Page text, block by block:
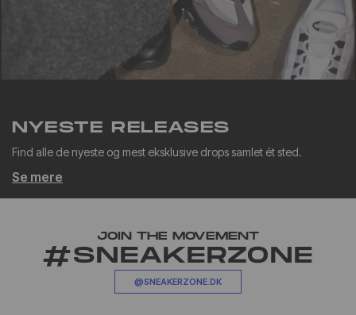
NYESTE RELEASES
Find alle de nyeste og mest eksklusive drops samlet ét sted.
Se mere
JOIN THE MOVEMENT
#SNEAKERZONE
@SNEAKERZONE.DK